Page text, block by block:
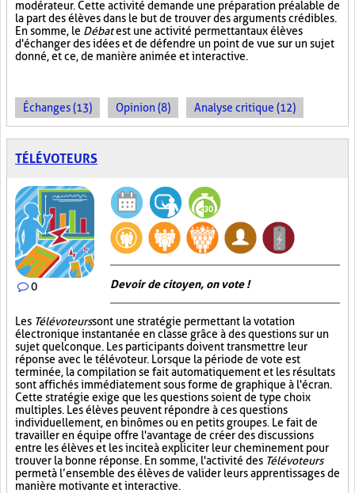
modérateur. Cette activité demande une préparation préalable de
la part des élèves dans le but de trouver des arguments crédibles.
En somme, le Débatest une activité permettant aux élèves
d'échanger des idées et de défendre un point de vue sur un sujet
donné, et ce, de manière animée et interactive.
Échanges (13) Opinion (8) Analyse critique (12)
TÉLÉVOTEURS
0 Devoir de citoyen, on vote !
Les Télévoteurssont une stratégie permettant la votation
électronique instantanée en classe grâce à des questions sur un
sujet quelconque. Les participants doivent transmettre leur
réponse avec le télévoteur. Lorsque la période de vote est
terminée, la compilation se fait automatiquement et les résultats
sont affichés immédiatement sous forme de graphique à l'écran.
Cette stratégie exige que les questions soient de type choix
multiples. Les élèves peuvent répondre à ces questions
individuellement, en binômes ou en petits groupes. Le fait de
travailler en équipe offre l'avantage de créer des discussions
entre les élèves et les incite à expliciter leur cheminement pour
trouver la bonne réponse. En somme, l'activité des Télévoteurs
permet à l’ensemble des élèves de valider leurs apprentissages de
manière motivante et interactive.